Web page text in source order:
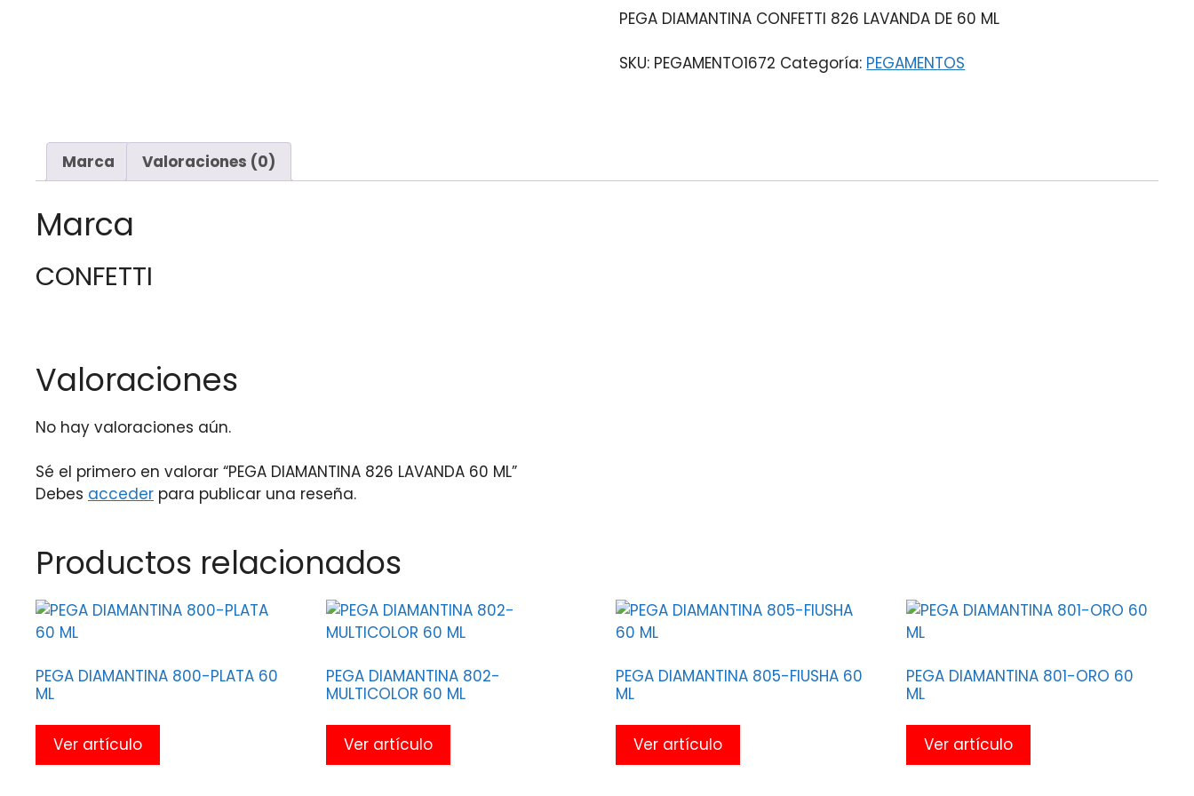
PEGA DIAMANTINA CONFETTI 826 LAVANDA DE 60 ML
SKU: PEGAMENTO1672 Categoría: PEGAMENTOS
Marca Valoraciones (0)
Marca
CONFETTI
Valoraciones
No hay valoraciones aún.
Sé el primero en valorar “PEGA DIAMANTINA 826 LAVANDA 60 ML”
Debes acceder para publicar una reseña.
Productos relacionados
PEGA DIAMANTINA 800-PLATA 60
ML
Ver artículo
PEGA DIAMANTINA 802-
MULTICOLOR 60 ML
Ver artículo
PEGA DIAMANTINA 805-FIUSHA 60
ML
Ver artículo
PEGA DIAMANTINA 801-ORO 60
ML
Ver artículo